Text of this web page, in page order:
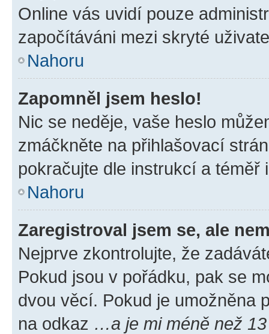
Online vás uvidí pouze
započítáváni mezi skryté
Nahoru
Zapomněl jsem heslo!
Nic se neděje, vaše heslo
zmáčkněte na přihlašovací
pokračujte dle instrukcí a téměř
Nahoru
Zaregistroval jsem se, ale
Nejprve zkontrolujte, že
Pokud jsou v pořádku, pak se
dvou věcí. Pokud je umožněna
na odkaz …a je mi méně než